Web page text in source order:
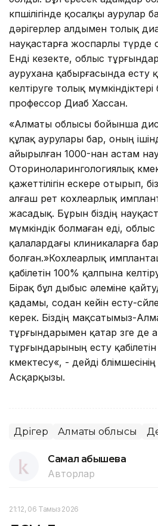
көпшілігінде қосалқы аурулар
дәрігерлер алдымен толық
науқастарға жоспарлы түрде
Енді кезекте, облыс
аурухана қабырғасында есту
келтіруге толық
профессор Диаб Хассан.
«Алматы облысы бойынша
құлақ аурулары бар, оның
айырылған 1000-нан астам
Оториноларингологиялық
қажеттілігін ескере отырып,
алғаш рет кохлеарлық
жасадық. Бұрын біздің
мүмкіндік болмаған еді,
қалалардағы клиникаларға
болған.»Кохлеарлық
қабілетін 100% қалпына
Бірақ бұл дыбыс әлеміне
қадамы, содан кейін есту-
керек. Біздің мақсатымыз-
тұрғындарымен қатар өзге де
тұрғындарының есту
көмектесу«, - дейді
Асқарқызы.
Дәрігер Алматы облысы
Самал Қабышева
Авторлар
21:12, 06 Тамыз 2026